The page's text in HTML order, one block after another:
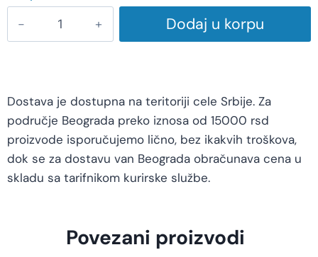
Dodaj u korpu
Dostava je dostupna na teritoriji cele Srbije. Za
područje Beograda preko iznosa od 15000 rsd
proizvode isporučujemo lično, bez ikakvih troškova,
dok se za dostavu van Beograda obračunava cena u
skladu sa tarifnikom kurirske službe.
Povezani proizvodi